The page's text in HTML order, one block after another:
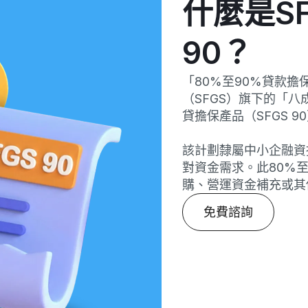
什麼是
90？
「80%至90%貸款擔
（SFGS）旗下的「
貸擔保產品（SFGS
該計劃隸屬中小企融
對資金需求。此80%
購、營運資金補充或
免費諮詢